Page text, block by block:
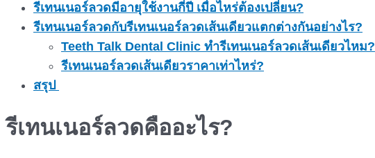
รีเทนเนอร์ลวดมีอายุใช้งานกี่ปี เมื่อไหร่ต้องเปลี่ยน?
รีเทนเนอร์ลวดกับรีเทนเนอร์ลวดเส้นเดียวแตกต่างกันอย่างไร?
Teeth Talk Dental Clinic ทำรีเทนเนอร์ลวดเส้นเดียวไหม?
รีเทนเนอร์ลวดเส้นเดียวราคาเท่าไหร่?
สรุป
รีเทนเนอร์ลวดคืออะไร?